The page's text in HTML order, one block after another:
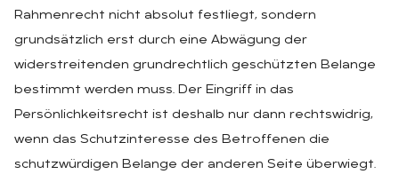
Rahmenrecht nicht absolut festliegt, sondern
grundsätzlich erst durch eine Abwägung der
widerstreitenden grundrechtlich geschützten Belange
bestimmt werden muss. Der Eingriff in das
Persönlichkeitsrecht ist deshalb nur dann rechtswidrig,
wenn das Schutzinteresse des Betroffenen die
schutzwürdigen Belange der anderen Seite überwiegt.